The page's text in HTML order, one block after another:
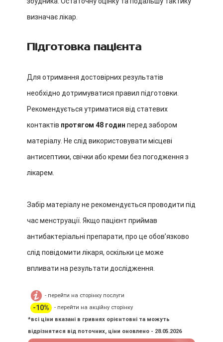
визначає лікар.
Підготовка пацієнта
Для отримання достовірних результатів
необхідно дотримуватися правил підготовки.
Рекомендується утриматися від статевих
контактів протягом 48 годин перед забором
матеріалу. Не слід використовувати місцеві
антисептики, свічки або креми без погодження з
лікарем.
Забір матеріалу не рекомендується проводити під
час менструації. Якщо пацієнт приймав
антибактеріальні препарати, про це обовʼязково
слід повідомити лікаря, оскільки це може
впливати на результати дослідження.
- перейти на сторінку послуги
-10%
- перейти на акційну сторінку
*всі ціни вказані в гривнях орієнтовні та можуть
відрізнятися від поточних, ціни оновлено - 28.05.2026